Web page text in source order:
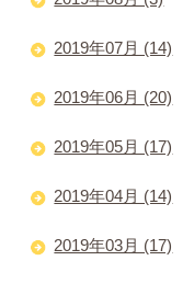
2019年07月 (14)
2019年06月 (20)
2019年05月 (17)
2019年04月 (14)
2019年03月 (17)